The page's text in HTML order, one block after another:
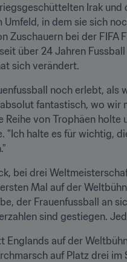
Irak
Umfeld, in dem sie sich
Zuschauern bei der FIFA
über 24 Jahren
sich verändert.
noch erlebt,
fantastisch, wo
Reihe von Trophäen holte
"Ich halte es für wichtig,
bei drei
der Frauenfussball an
sind gestiegen.
Englands auf der
auf Platz drei